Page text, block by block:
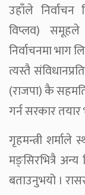
उहाँले
विप्लव)
निर्वाचनमा भाग
त्यस्तै
(राजपा) कै
गर्न सरकार
गृहमन्त्री शर्माले
मङ्सिरभित्रै
बताउनुभयो ।